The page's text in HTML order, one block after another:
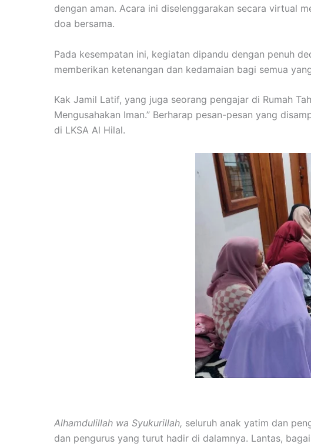
dengan aman. Acara ini diselenggarakan secara virtual
doa bersama.
Pada kesempatan ini, kegiatan dipandu dengan penuh
memberikan ketenangan dan kedamaian bagi semua
Kak Jamil Latif, yang juga seorang pengajar di Rumah
Mengusahakan Iman.” Berharap pesan-pesan yang
di LKSA Al Hilal.
Alhamdulillah wa Syukurillah, seluruh anak yatim dan
dan pengurus yang turut hadir di dalamnya. Lantas,